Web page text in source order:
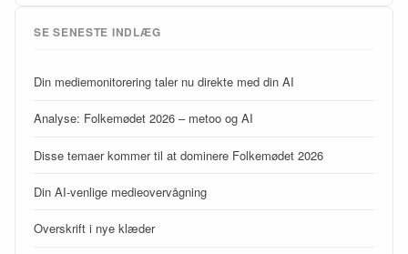
SE SENESTE INDLÆG
Din mediemonitorering taler nu direkte med din AI
Analyse: Folkemødet 2026 – metoo og AI
Disse temaer kommer til at dominere Folkemødet 2026
Din AI-venlige medieovervågning
Overskrift i nye klæder